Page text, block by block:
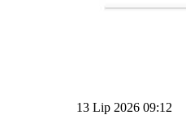
13 Lip 2026 09:12